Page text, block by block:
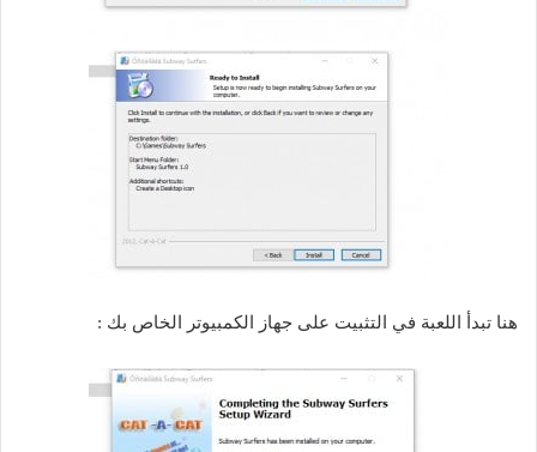
هنا تبدأ اللعبة في التثبيت على جهاز الكمبيوتر الخاص بك :